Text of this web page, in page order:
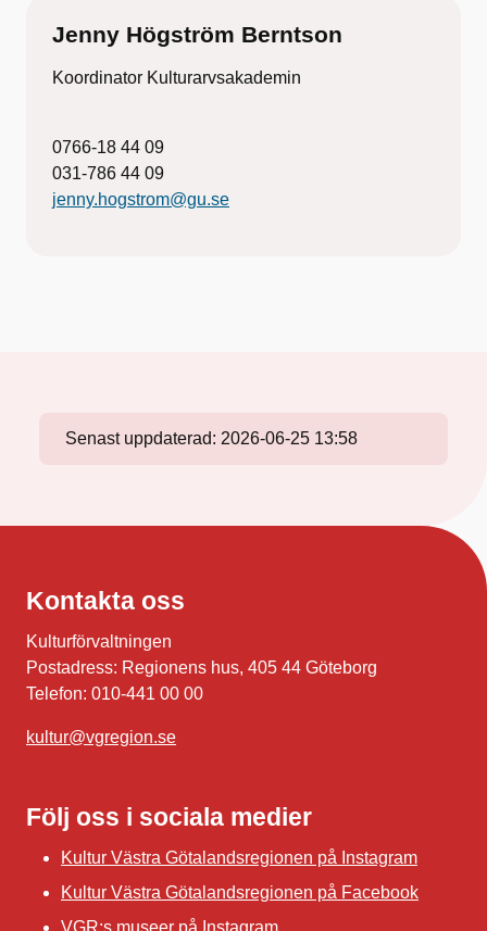
Jenny Högström Berntson
Koordinator Kulturarvsakademin
0766-18 44 09
031-786 44 09
jenny.hogstrom@gu.se
Senast uppdaterad: 2026-06-25 13:58
Kontakta oss
Kulturförvaltningen
Postadress: Regionens hus, 405 44 Göteborg
Telefon: 010-441 00 00
kultur@vgregion.se
Följ oss i sociala medier
Kultur Västra Götalandsregionen på Instagram
Kultur Västra Götalandsregionen på Facebook